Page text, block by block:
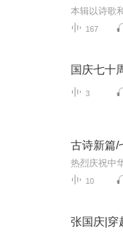
167
国庆七十
3
古诗新篇/
热烈庆祝中
10
张国庆|穿